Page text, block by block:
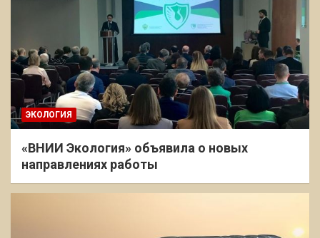
ЭКОЛОГИЯ
«ВНИИ Экология» объявила о новых
направлениях работы